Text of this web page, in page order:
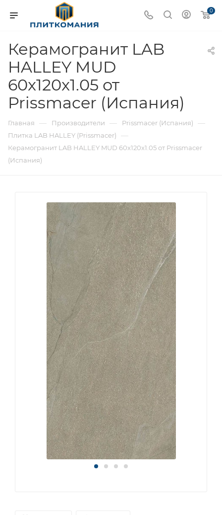
0
Керамогранит LAB
HALLEY MUD
60x120x1.05 от
Prissmacer (Испания)
Главная — Производители — Prissmacer (Испания) —
Плитка LAB HALLEY (Prissmacer) —
Керамогранит LAB HALLEY MUD 60x120x1.05 от Prissmacer
(Испания)